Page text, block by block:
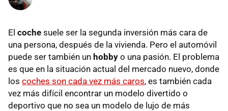
El coche suele ser la segunda inversión más cara de
una persona, después de la vivienda. Pero el automóvil
puede ser también un hobby o una pasión. El problema
es que en la situación actual del mercado nuevo, donde
los coches son cada vez más caros, es también cada
vez más difícil encontrar un modelo divertido o
deportivo que no sea un modelo de lujo de más